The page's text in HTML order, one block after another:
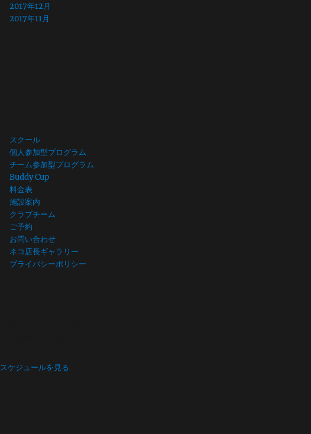
2017年12月
2017年11月
スクール
個人参加型プログラム
チーム参加型プログラム
Buddy Cup
料金表
施設案内
クラブチーム
ご予約
お問い合わせ
ネコ店長ギャラリー
プライバシーポリシー
スケジュールを見る